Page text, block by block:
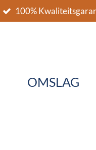
100%
OMSLAG